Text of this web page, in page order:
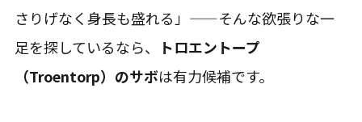
さりげなく身長も盛れる」——そんな欲張りな一
足を探しているなら、
トロエントープ
（Troentorp）のサボは有力候補です。